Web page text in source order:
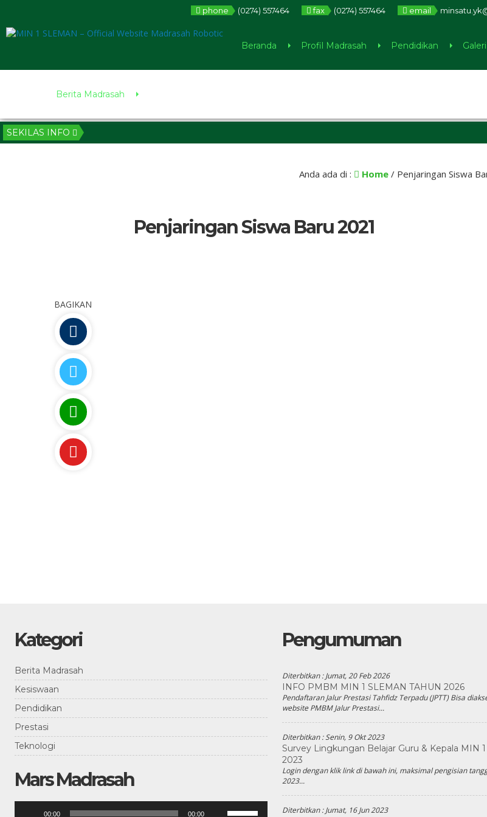
phone (0274) 557464 fax (0274) 557464 email
Beranda Profil Madrasah Pendidikan Galeri
Berita Madrasah
SEKILAS INFO
Anda ada di : Home/ Penjaringan Siswa
Penjaringan Siswa Baru 2021
BAGIKAN
Kategori
Berita Madrasah
Kesiswaan
Pendidikan
Prestasi
Teknologi
Mars Madrasah
00:00 00:00
Pengumuman
Diterbitkan :Jumat, 20 Feb 2026
INFO PMBM MIN 1 SLEMAN TAHUN 2026
Pendaftaran Jalur Prestasi Tahfidz Terpadu (JPTT) Bisa
website PMBM Jalur Prestasi...
Diterbitkan :Senin, 9 Okt 2023
Survey Lingkungan Belajar Guru & Kepala MIN
2023
Login dengan klik link di bawah ini, maksimal pengisian
2023...
Diterbitkan :Jumat, 16 Jun 2023